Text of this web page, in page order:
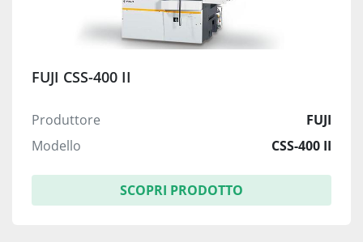
FUJI CSS-400 II
Produttore
FUJI
Modello
CSS-400 II
SCOPRI PRODOTTO